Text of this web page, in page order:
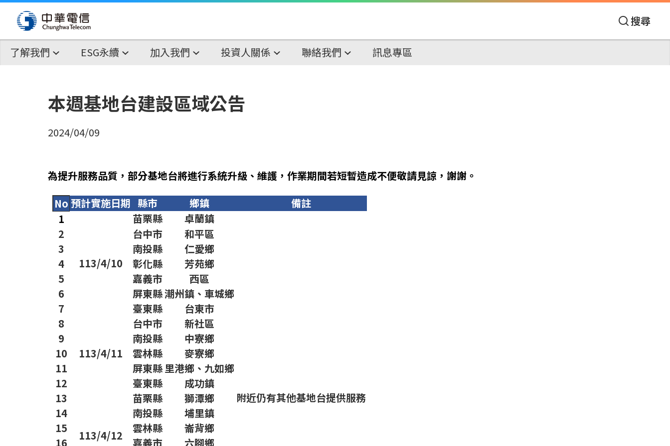
搜尋
了解我們 ESG永續 加入我們 投資人關係 聯絡我們 訊息專區
本週基地台建設區域公告
2024/04/09
為提升服務品質，部分基地台將進行系統升級、維護，作業期間若短暫造成不便敬請見諒，謝謝。
No 預計實施日期 縣市 鄉鎮
備註
1
113/4/10
苗栗縣 卓蘭鎮
附近仍有其他基地台提供服務
2 台中市
和平區
3
南投縣
仁愛鄉
4
彰化縣
芳苑鄉
5
嘉義市
西區
6
屏東縣潮州鎮、車城鄉
7
臺東縣
台東市
8
113/4/11
台中市
新社區
9
南投縣
中寮鄉
10
雲林縣
麥寮鄉
11
屏東縣里港鄉、九如鄉
12
臺東縣
成功鎮
13
113/4/12
苗栗縣
獅潭鄉
14
南投縣
埔里鎮
15
雲林縣
崙背鄉
16
嘉義市
六腳鄉